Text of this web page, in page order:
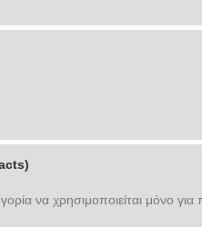
να χρησιμοποιείται μόνο